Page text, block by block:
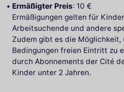
Ermäßigter Preis: 10 €
Ermäßigungen gelten für
Arbeitsuchende und andere
Zudem gibt es die
Bedingungen freien Eintritt zu
durch Abonnements der Cité
Kinder unter 2 Jahren.